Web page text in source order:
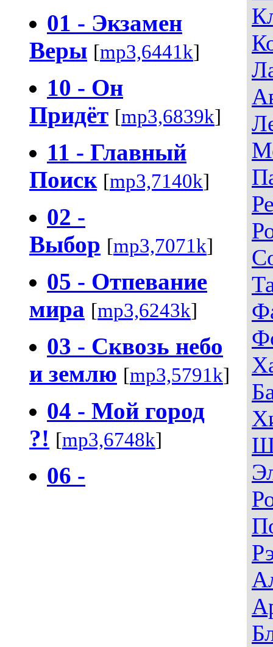
01 - Экзамен
Веры [mp3,6441k]
10 - Он
Придёт [mp3,6839k]
11 - Главный
Поиск [mp3,7140k]
02 -
Выбор [mp3,7071k]
05 - Отпевание
мира [mp3,6243k]
03 - Сквозь небо
и землю [mp3,5791k]
04 - Мой город
?! [mp3,6748k]
06 -